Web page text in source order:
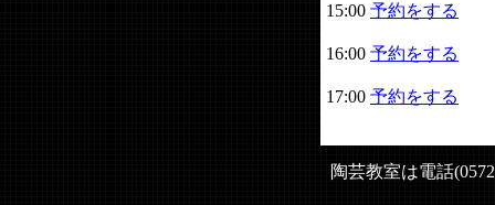
15:00 予約をする
16:00 予約をする
17:00 予約をする
陶芸教室は電話